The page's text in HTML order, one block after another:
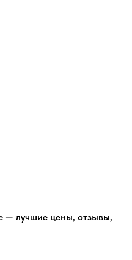
— лучшие цены, отзывы,